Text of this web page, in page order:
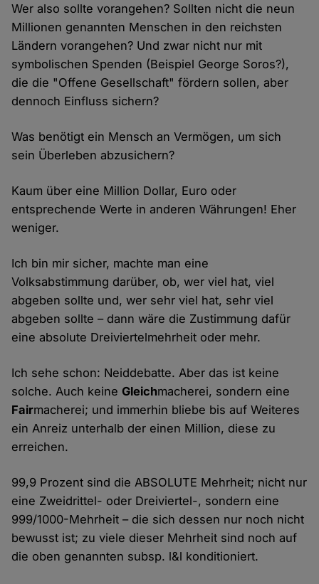
Wer also sollte vorangehen? Sollten nicht die neun
Millionen genannten Menschen in den reichsten
Ländern vorangehen? Und zwar nicht nur mit
symbolischen Spenden (Beispiel George Soros?),
die die "Offene Gesellschaft" fördern sollen, aber
dennoch Einfluss sichern?
Was benötigt ein Mensch an Vermögen, um sich
sein Überleben abzusichern?
Kaum über eine Million Dollar, Euro oder
entsprechende Werte in anderen Währungen! Eher
weniger.
Ich bin mir sicher, machte man eine
Volksabstimmung darüber, ob, wer viel hat, viel
abgeben sollte und, wer sehr viel hat, sehr viel
abgeben sollte – dann wäre die Zustimmung dafür
eine absolute Dreiviertelmehrheit oder mehr.
Ich sehe schon: Neiddebatte. Aber das ist keine
solche. Auch keineGleichmacherei, sondern eine
Fairmacherei; und immerhin bliebe bis auf Weiteres
ein Anreiz unterhalb der einen Million, diese zu
erreichen.
99,9 Prozent sind die ABSOLUTE Mehrheit; nicht nur
eine Zweidrittel- oder Dreiviertel-, sondern eine
999/1000-Mehrheit – die sich dessen nur noch nicht
bewusst ist; zu viele dieser Mehrheit sind noch auf
die oben genannten subsp. l&l konditioniert.